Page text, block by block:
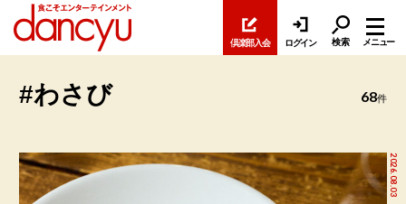
倶楽部入会 ログイン 検索 メニュー
#わさび 68件
2026.08.03